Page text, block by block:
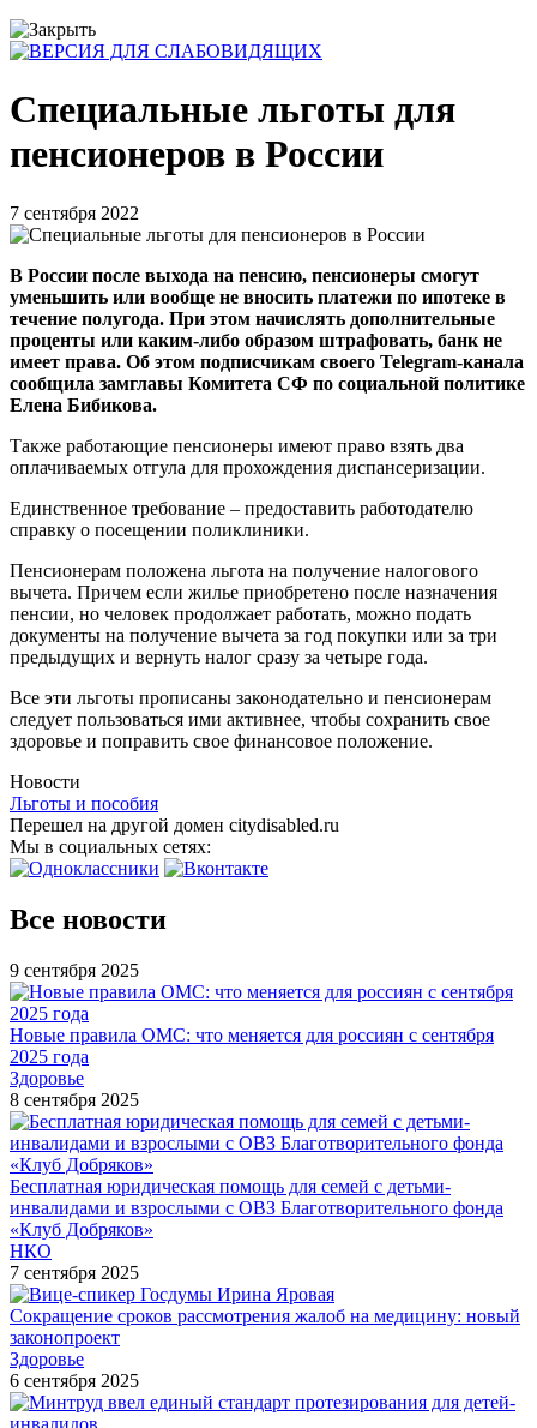
Специальные льготы для
пенсионеров в России
7 сентября 2022
В России после выхода на пенсию, пенсионеры смогут
уменьшить или вообще не вносить платежи по ипотеке в
течение полугода. При этом начислять дополнительные
проценты или каким-либо образом штрафовать, банк не
имеет права. Об этом подписчикам своего Telegram-канала
сообщила замглавы Комитета СФ по социальной политике
Елена Бибикова.
Также работающие пенсионеры имеют право взять два
оплачиваемых отгула для прохождения диспансеризации.
Единственное требование – предоставить работодателю
справку о посещении поликлиники.
Пенсионерам положена льгота на получение налогового
вычета. Причем если жилье приобретено после назначения
пенсии, но человек продолжает работать, можно подать
документы на получение вычета за год покупки или за три
предыдущих и вернуть налог сразу за четыре года.
Все эти льготы прописаны законодательно и пенсионерам
следует пользоваться ими активнее, чтобы сохранить свое
здоровье и поправить свое финансовое положение.
Новости
Льготы и пособия
Перешел на другой домен citydisabled.ru
Мы в социальных сетях:
Все новости
9 сентября 2025
Новые правила ОМС: что меняется для россиян с сентября
2025 года
Здоровье
8 сентября 2025
Бесплатная юридическая помощь для семей с детьми-
инвалидами и взрослыми с ОВЗ Благотворительного фонда
«Клуб Добряков»
НКО
7 сентября 2025
Сокращение сроков рассмотрения жалоб на медицину: новый
законопроект
Здоровье
6 сентября 2025